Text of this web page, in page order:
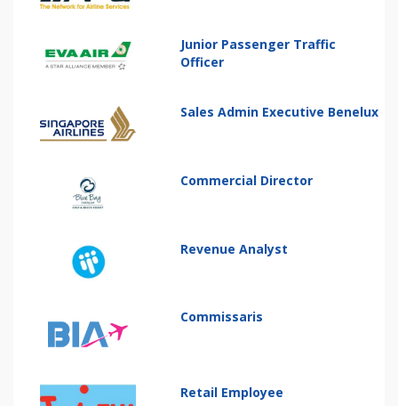
Junior Passenger Traffic
Officer
Sales Admin Executive Benelux
Commercial Director
Revenue Analyst
Commissaris
Retail Employee